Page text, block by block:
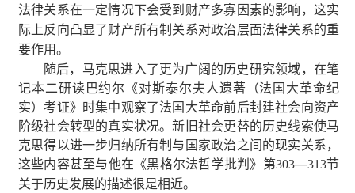
法律关系在一定情况下会受到财产多寡因素的影响，这实
际上反向凸显了财产所有制关系对政治层面法律关系的重
要作用。
随后，马克思进入了更为广阔的历史研究领域，在笔
记本二研读巴约尔《对斯泰尔夫人遗著（法国大革命纪
实）考证》时集中观察了法国大革命前后封建社会向资产
阶级社会转型的真实状况。新旧社会更替的历史线索使马
克思得以进一步归纳所有制与国家政治之间的现实关系，
这些内容甚至与他在《黑格尔法哲学批判》第303—313节
关于历史发展的描述很是相近。